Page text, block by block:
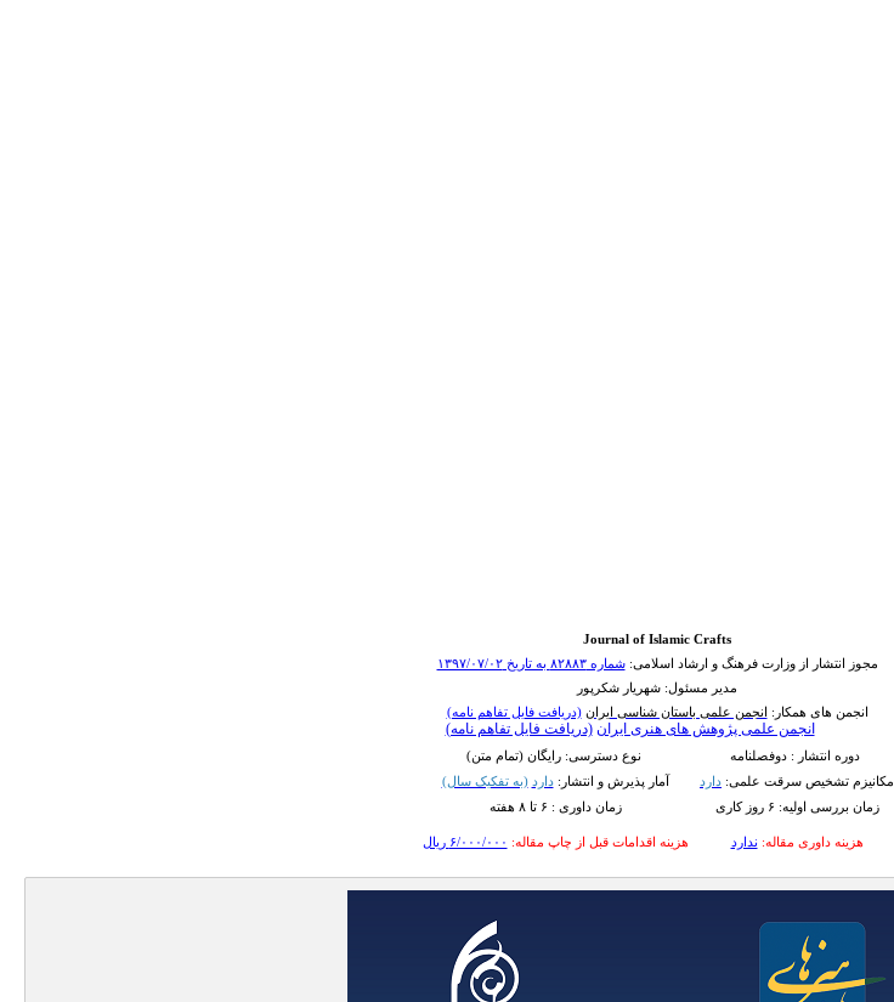
Journal of Islamic Crafts
مجوز انتشار از وزارت فرهنگ و ارشاد اسلامی:شماره ۸۲۸۸۳ به تاریخ ۱۳۹۷/۰۷/۰۲
مدیر مسئول: شهریار شکرپور
انجمن های همکار: انجمن علمی باستان شناسی ایران (دریافت فایل تفاهم نامه)
انجمن علمی پژوهش های هنری ایران (دریافت فایل تفاهم نامه)
دوره انتشار : دوفصلنامه
نوع دسترسی: رایگان (تمام متن)
ﻣﮑﺎﻧﯿﺰم ﺗﺸﺨﯿﺺ ﺳﺮﻗﺖ ﻋﻠﻤﯽ: دارد آمار پذیرش و انتشار: دارد (به تفکیک سال)
زمان بررسی اولیه: ۶ روز کاری زمان داوری : ۶ تا ۸ هفته
هزینه داوری مقاله: ندارد هزینه اقدامات قبل از چاپ مقاله: ۶/۰۰۰/۰۰۰ ریال